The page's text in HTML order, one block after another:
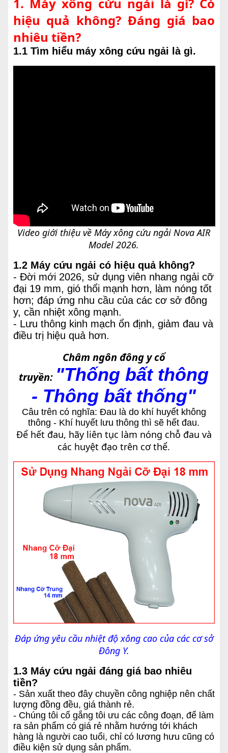
1. Máy xông cứu ngải là gì? Có
hiệu quả không? Đáng giá bao
nhiêu tiền?
1.1 Tìm hiểu máy xông cứu ngải là gì.
Video giới thiệu về Máy xông cứu ngải Nova AIR
Model 2026.
1.2 Máy cứu ngải có hiệu quả không?
- Đời mới 2026, sử dụng viên nhang ngải cỡ
đại 19 mm, gió thổi mạnh hơn, làm nóng tốt
hơn; đáp ứng nhu cầu của các cơ sở đông
y, cần nhiệt xông mạnh.
- Lưu thông kinh mạch ổn định, giảm đau và
điều trị hiệu quả hơn.
Châm ngôn đông y cổ
truyền: "Thống bất thông
- Thông bất thống"
Câu trên có nghĩa: Đau là do khí huyết không
thông - Khí huyết lưu thông thì sẽ hết đau.
Để hết đau, hãy liên tục làm nóng chỗ đau và
các huyệt đạo trên cơ thể.
Đáp ứng yêu cầu nhiệt độ xông cao của các cơ sở
Đông Y.
1.3 Máy cứu ngải đáng giá bao nhiêu
tiền?
- Sản xuất theo đây chuyền công nghiệp nên chất
lượng đồng đều, giá thành rẻ.
- Chúng tôi cố gắng tôi ưu các công đoạn, để làm
ra sản phẩm có giá rẻ nhằm hướng tới khách
hàng là người cao tuổi, chỉ có lương hưu cũng có
điều kiện sử dụng sản phẩm.